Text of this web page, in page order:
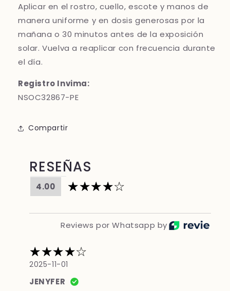
Aplicar en el rostro, cuello, escote y manos de
manera uniforme y en dosis generosas por la
mañana o 30 minutos antes de la exposición
solar. Vuelva a reaplicar con frecuencia durante
el día.
Registro Invima:
NSOC32867-PE
Compartir
RESEÑAS
4.00
Reviews por Whatsapp by
2025-11-01
JENYFER